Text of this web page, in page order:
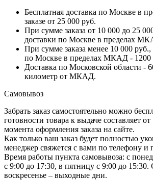
Бесплатная доставка по Москве в
заказе от 25 000 руб.
При сумме заказа от 10 000 до 25
доставки по Москве в пределах
При сумме заказа менее 10 000 руб.,
по Москве в пределах МКАД - 1200
Доставка по Московской области -
километр от МКАД.
Самовывоз
Забрать заказ самостоятельно можно
готовности товара к выдаче составляет
момента оформления заказа на сайте.
Как только ваш заказ будет полностью
менеджер свяжется с вами по телефону и
Время работы пункта самовывоза: с
с 9:00 до 17:30, в пятницу с 9:00 до 15:30.
воскресенье – выходные дни.